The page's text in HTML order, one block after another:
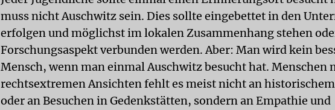
muss nicht Auschwitz sein. Dies sollte eingebettet in den
erfolgen und möglichst im lokalen Zusammenhang stehen
Forschungsaspekt verbunden werden. Aber: Man wird kein
Mensch, wenn man einmal Auschwitz besucht hat. Menschen
rechtsextremen Ansichten fehlt es meist nicht an
oder an Besuchen in Gedenkstätten, sondern an Empathie und